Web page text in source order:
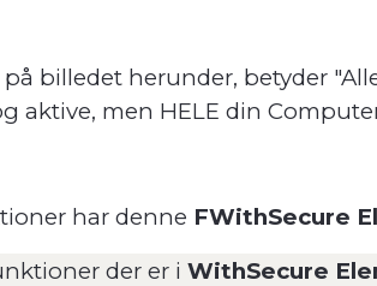
på billedet herunder, betyder
aktive, men HELE din
har denne FWithSecure
der er i WithSecure